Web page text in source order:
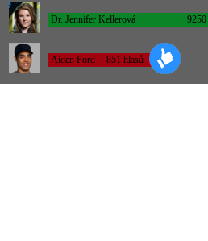
Dr. Jennifer Kellerová 9250
Aiden Ford 851 hlasů